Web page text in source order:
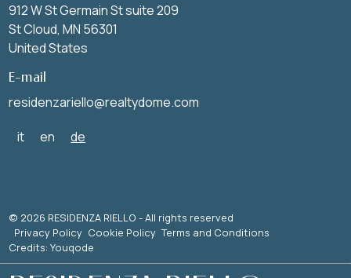
912 W St Germain St suite 209
St Cloud, MN 56301
United States
E-mail
residenzariello@realtydome.com
it
en de
© 2026 RESIDENZA RIELLO - All rights reserved
Privacy Policy Cookie Policy Terms and Conditions
Credits: Youqode